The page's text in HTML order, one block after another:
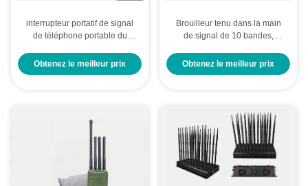
interrupteur portatif de signal
de téléphone portable du
12000mAh 16W
Obtenez le meilleur prix
Brouilleur tenu dans la main
de signal de 10 bandes,
téléphone portable avec
construit dans la batterie
Obtenez le meilleur prix